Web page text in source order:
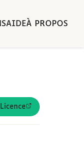
AIDEÀ PROPOS
Licence